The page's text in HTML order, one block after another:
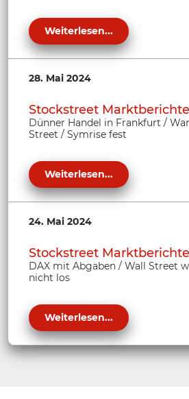
Weiterlesen...
28. Mai 2024
Stockstreet Marktberichte
Dünner Handel in Frankfurt /
Street / Symrise fest
Weiterlesen...
24. Mai 2024
Stockstreet Marktberichte
DAX mit Abgaben / Wall Street
nicht los
Weiterlesen...